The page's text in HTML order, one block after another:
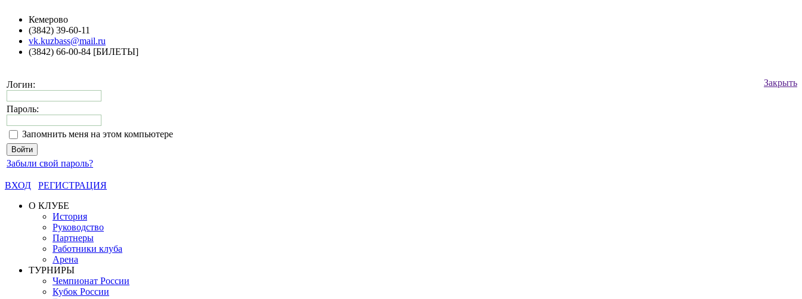
Кемерово
(3842) 39-60-11
vk.kuzbass@mail.ru
(3842) 66-00-84 [БИЛЕТЫ]
Закрыть
Логин:
Пароль:
Запомнить меня на этом компьютере
Забыли свой пароль?
ВХОД
РЕГИСТРАЦИЯ
О КЛУБЕ
История
Руководство
Партнеры
Работники клуба
Арена
ТУРНИРЫ
Чемпионат России
Кубок России